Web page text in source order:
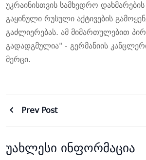
უკრაინისთვის სამხედრო დახმარების
გაყინული რუსული აქტივების
გაძლიერებას. ამ მიმართულებით
გადადგმულია" - გერმანიის
მერცი.
Prev Post
უახლესი ინფორმაცია